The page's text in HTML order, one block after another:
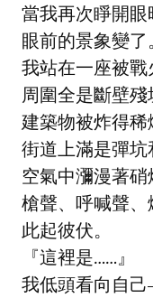
當我再次睜開
眼前的景象變了。
我站在一座被戰
周圍全是斷壁
建築物被炸得稀
街道上滿是彈坑
空氣中瀰漫著硝
槍聲、呼喊聲
此起彼伏。
『這裡是……』
我低頭看向自